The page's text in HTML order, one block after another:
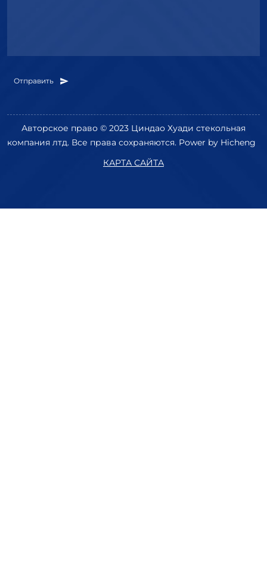
Отправить
Авторское право © 2023 Циндао Хуади стекольная
компания лтд. Все права сохраняются. Power by Hicheng
КАРТА САЙТА